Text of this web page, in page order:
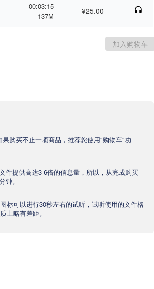
00:03:15
137M
¥25.00
购买不止一项商品，推荐您使用"购物车"功
件提供高达3-6倍的信息量，所以，从完成购买
。
标可以进行30秒左右的试听，试听使用的文件格
上略有差距。